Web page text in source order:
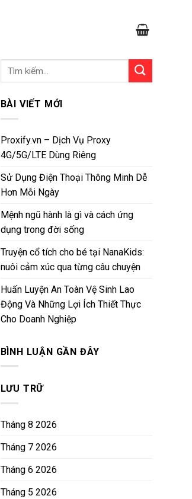
BÀI VIẾT MỚI
Proxify.vn – Dịch Vụ Proxy
4G/5G/LTE Dùng Riêng
Sử Dụng Điện Thoại Thông Minh Dễ
Hơn Mỗi Ngày
Mệnh ngũ hành là gì và cách ứng
dụng trong đời sống
Truyện cổ tích cho bé tại NanaKids:
nuôi cảm xúc qua từng câu chuyện
Huấn Luyện An Toàn Vệ Sinh Lao
Động Và Những Lợi Ích Thiết Thực
Cho Doanh Nghiệp
BÌNH LUẬN GẦN ĐÂY
LƯU TRỮ
Tháng 8 2026
Tháng 7 2026
Tháng 6 2026
Tháng 5 2026